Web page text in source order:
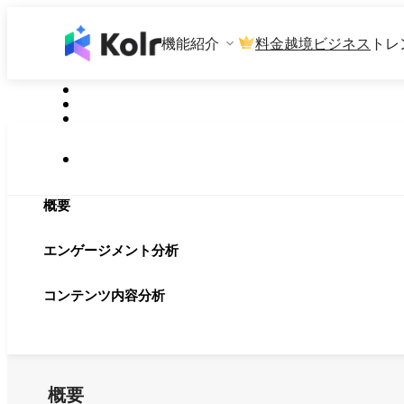
機能紹介 料金越境ビジネス ト
概要
エンゲージメント分析
コンテンツ内容分析
概要